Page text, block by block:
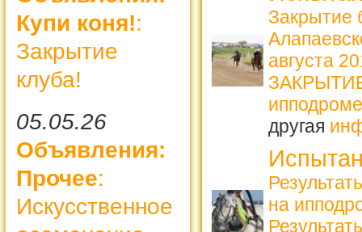
Купи коня!:
Закрытие
клуба!
05.05.26
Объявления:
Прочее:
Искусственное
Закрытие
августа
ЗАКРЫТИЕ
другая
на